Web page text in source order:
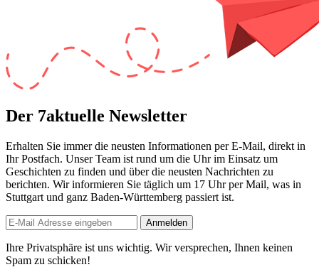
Der 7aktuelle Newsletter
Erhalten Sie immer die neusten Informationen per E-Mail, direkt in
Ihr Postfach. Unser Team ist rund um die Uhrim Einsatz um
Geschichten zu finden und über die neusten Nachrichten zu
berichten. Wir informieren Sie täglich um 17 Uhrper Mail, was in
Stuttgart und ganz Baden-Württemberg passiert ist.
Anmelden
Ihre Privatsphäre ist uns wichtig. Wir versprechen, Ihnen keinen
Spam zu schicken!